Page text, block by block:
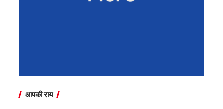
आपकी राय